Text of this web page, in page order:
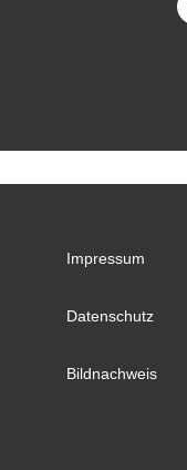
Impressum
Datenschutz
Bildnachweis